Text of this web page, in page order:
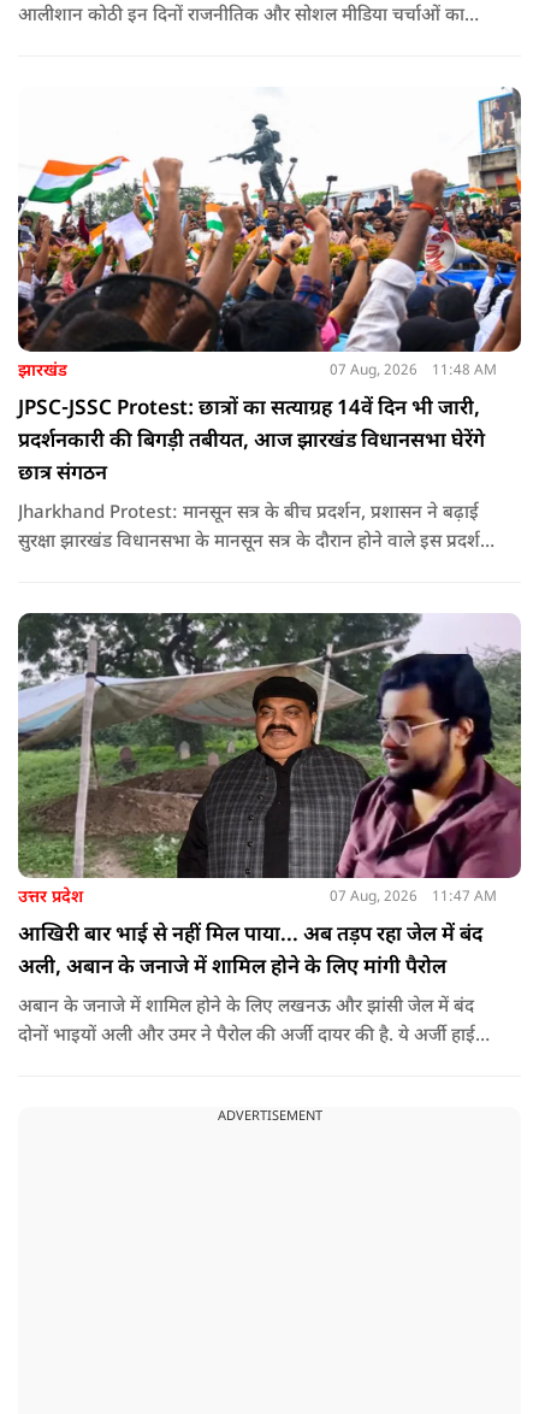
आलीशान कोठी इन दिनों राजनीतिक और सोशल मीडिया चर्चाओं का
झारखंड 07 Aug, 2026 11:48 AM
JPSC-JSSC Protest: छात्रों का सत्याग्रह 14वें दिन भी जारी,
प्रदर्शनकारी की बिगड़ी तबीयत, आज झारखंड विधानसभा घेरेंगे
छात्र संगठन
Jharkhand Protest: मानसून सत्र के बीच प्रदर्शन, प्रशासन ने बढ़ाई
सुरक्षा झारखंड विधानसभा के मानसून सत्र के दौरान होने वाले इस प्रदर्शन
जनाधिकार महासभा के आह्वान पर आयोजित किया जा रहा है.
उत्तर प्रदेश 07 Aug, 2026 11:47 AM
आखिरी बार भाई से नहीं मिल पाया... अब तड़प रहा जेल में बंद
अली, अबान के जनाजे में शामिल होने के लिए मांगी पैरोल
अबान के जनाजे में शामिल होने के लिए लखनऊ और झांसी जेल में बंद
दोनों भाइयों अली और उमर ने पैरोल की अर्जी दायर की है. ये अर्जी हाई
ADVERTISEMENT